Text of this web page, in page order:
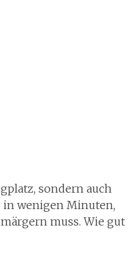
sondern auch
in wenigen Minuten,
muss. Wie gut